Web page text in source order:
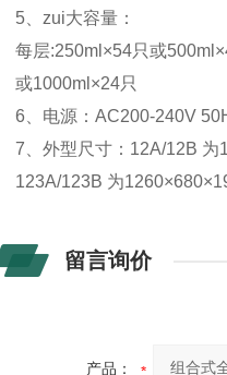
5、zui大容量：
每层:250ml×54只或
或1000ml×24只
6、电源：AC200-240V
7、外型尺寸：12A/12B 为
123A/123B 为
留言询价
产品：